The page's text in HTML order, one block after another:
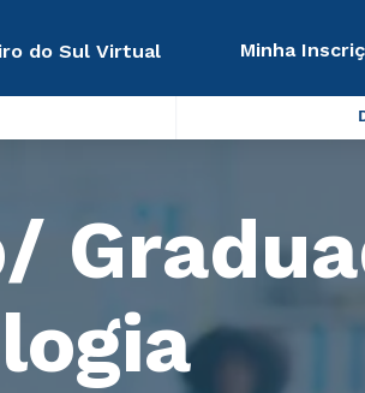
do Sul Virtual Minha